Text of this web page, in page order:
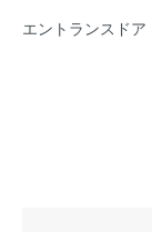
エントランスド